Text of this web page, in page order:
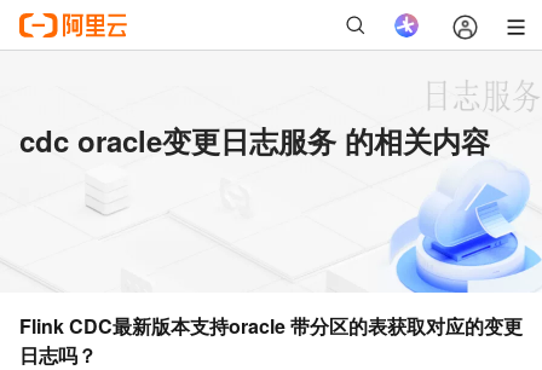
cdc oracle变更日志服务 的相关内容
Flink CDC最新版本支持oracle 带分区的表获取对应的变更
日志吗？